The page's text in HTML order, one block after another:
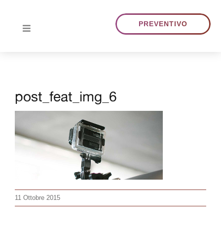
Toggle
CHI SIAMO
TRADUZIONI
PORTFOLIO
BLOG
PREVENTIVO
post_feat_img_6
11 Ottobre 2015